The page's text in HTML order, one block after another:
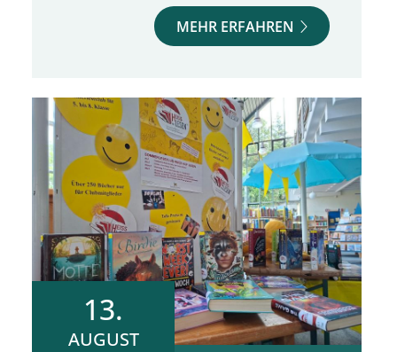
MEHR ERFAHREN
13.
AUGUST